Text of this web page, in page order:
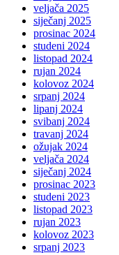
veljača 2025
siječanj 2025
prosinac 2024
studeni 2024
listopad 2024
rujan 2024
kolovoz 2024
srpanj 2024
lipanj 2024
svibanj 2024
travanj 2024
ožujak 2024
veljača 2024
siječanj 2024
prosinac 2023
studeni 2023
listopad 2023
rujan 2023
kolovoz 2023
srpanj 2023